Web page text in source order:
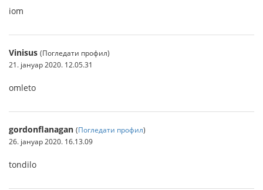
iom
Vinisus (Погледати профил)
21. јануар 2020. 12.05.31
omleto
gordonflanagan (Погледати профил)
26. јануар 2020. 16.13.09
tondilo